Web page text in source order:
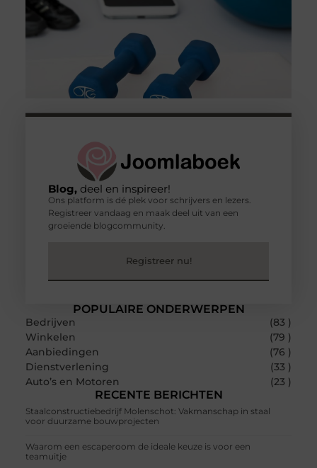
POPULAIRE ONDERWERPEN
Bedrijven
(83 )
Winkelen
(79 )
Aanbiedingen
(76 )
Dienstverlening
(33 )
Auto’s en Motoren
(23 )
RECENTE BERICHTEN
Staalconstructiebedrijf Molenschot: Vakmanschap in staal
voor duurzame bouwprojecten
Waarom een escaperoom de ideale keuze is voor een
teamuitje
Blog,deel en inspireer!
Ons platform is dé plek voor schrijvers en lezers.
Registreer vandaag en maak deel uit van een
groeiende blogcommunity.
Registreer nu!